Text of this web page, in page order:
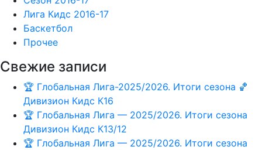
Лига Кидс 2016-17
Баскетбол
Прочее
Свежие записи
🏆 Глобальная Лига-2025/2026. Итоги сезона 🏀
Дивизион Кидс К16
🏆 Глобальная Лига — 2025/2026. Итоги сезона
Дивизион Кидс К13/12
🏆 Глобальная Лига — 2025/2026. Итоги сезона